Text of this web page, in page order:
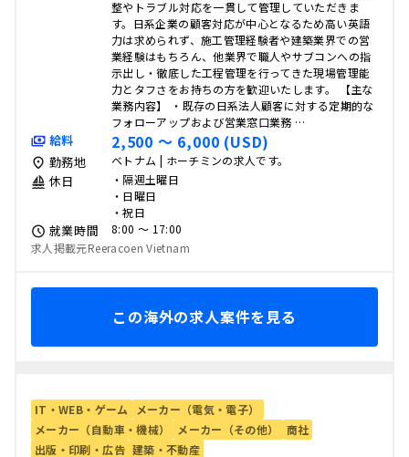
整やトラブル対応を一貫して管理していただきま
す。日系企業の顧客対応が中心となるため高い英語
力は求められず、施工管理経験者や建築業界での営
業経験はもちろん、他業界で職人やサブコンへの指
示出し・徹底した工程管理を行ってきた現場管理能
力とタフさをお持ちの方を歓迎いたします。 【主な
業務内容】 ・既存の日系法人顧客に対する定期的な
フォローアップおよび営業窓口業務 …
給料 2,500 〜 6,000 (USD)
勤務地 ベトナム | ホーチミンの求人です。
休日
・隔週土曜日
・日曜日
・祝日
就業時間
8:00 〜 17:00
求人掲載元Reeracoen Vietnam
この海外の求人案件を見る
IT・WEB・ゲーム
メーカー（電気・電子）
メーカー（自動車・機械）
メーカー（その他）
商社
出版・印刷・広告 建築・不動産